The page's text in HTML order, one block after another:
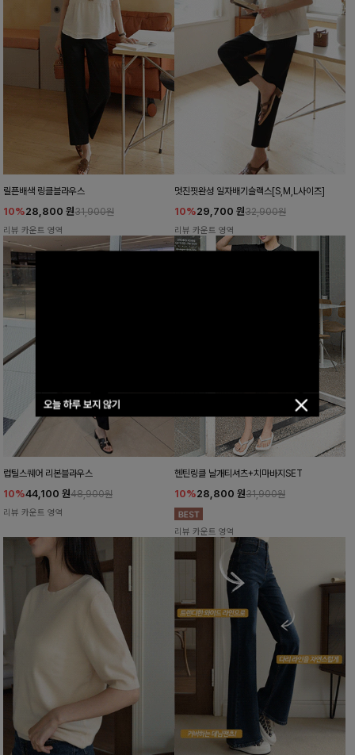
오늘 하루 보지 않기
릴픈배색 링클블라우스
10%28,800 원31,900원
리뷰 카운트 영역
멋진핏완성 일자배기슬랙스[S,M,L사이즈]
10%29,700 원32,900원
리뷰 카운트 영역
럽틸스퀘어 리본블라우스
10%44,100 원48,900원
리뷰 카운트 영역
헨틴링클 날개티셔츠+치마바지SET
10%28,800 원31,900원
리뷰 카운트 영역